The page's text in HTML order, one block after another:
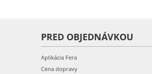
PRED OBJEDNÁVKOU
Aplikácia Fera
Cena dopravy